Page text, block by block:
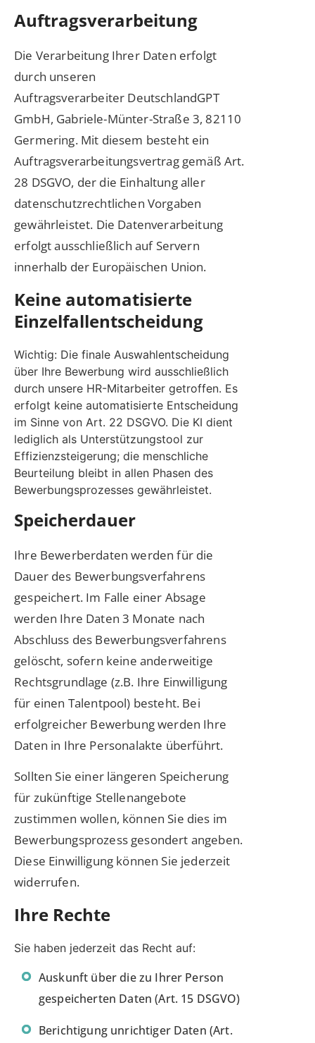
Auftragsverarbeitung
Die Verarbeitung Ihrer Daten erfolgt
durch unseren
Auftragsverarbeiter DeutschlandGPT
GmbH, Gabriele-Münter-Straße 3, 82110
Germering. Mit diesem besteht ein
Auftragsverarbeitungsvertrag gemäß Art.
28 DSGVO, der die Einhaltung aller
datenschutzrechtlichen Vorgaben
gewährleistet. Die Datenverarbeitung
erfolgt ausschließlich auf Servern
innerhalb der Europäischen Union.
Keine automatisierte
Einzelfallentscheidung
Wichtig: Die finale Auswahlentscheidung
über Ihre Bewerbung wird ausschließlich
durch unsere HR-Mitarbeiter getroffen. Es
erfolgt keine automatisierte Entscheidung
im Sinne von Art. 22 DSGVO. Die KI dient
lediglich als Unterstützungstool zur
Effizienzsteigerung; die menschliche
Beurteilung bleibt in allen Phasen des
Bewerbungsprozesses gewährleistet.
Speicherdauer
Ihre Bewerberdaten werden für die
Dauer des Bewerbungsverfahrens
gespeichert. Im Falle einer Absage
werden Ihre Daten 3 Monate nach
Abschluss des Bewerbungsverfahrens
gelöscht, sofern keine anderweitige
Rechtsgrundlage (z.B. Ihre Einwilligung
für einen Talentpool) besteht. Bei
erfolgreicher Bewerbung werden Ihre
Daten in Ihre Personalakte überführt.
Sollten Sie einer längeren Speicherung
für zukünftige Stellenangebote
zustimmen wollen, können Sie dies im
Bewerbungsprozess gesondert angeben.
Diese Einwilligung können Sie jederzeit
widerrufen.
Ihre Rechte
Sie haben jederzeit das Recht auf:
Auskunft über die zu Ihrer Person
gespeicherten Daten (Art. 15 DSGVO)
Berichtigung unrichtiger Daten (Art.